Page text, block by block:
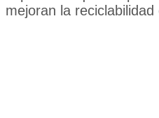
mejoran la